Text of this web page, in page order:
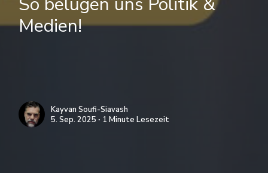
Medien!
Kayvan Soufi-Siavash
5. Sep. 2025 ∙ 1 Minute Lesezeit